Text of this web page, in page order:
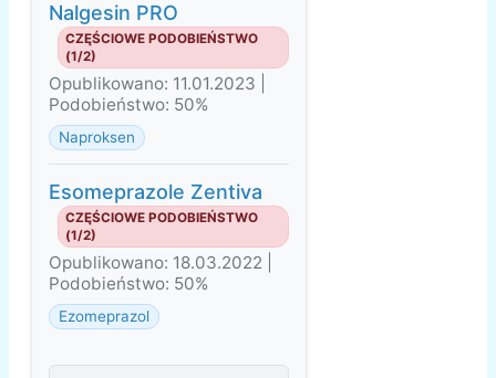
Nalgesin PRO
CZĘŚCIOWE PODOBIEŃSTWO
(1/2)
Opublikowano: 11.01.2023 |
Podobieństwo: 50%
Naproksen
Esomeprazole Zentiva
CZĘŚCIOWE PODOBIEŃSTWO
(1/2)
Opublikowano: 18.03.2022 |
Podobieństwo: 50%
Ezomeprazol